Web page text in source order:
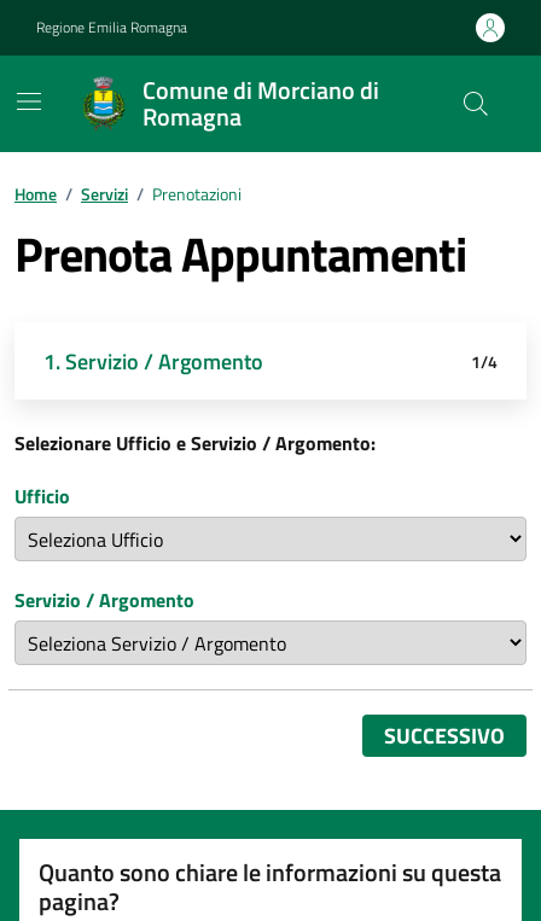
Regione Emilia Romagna
Comune di Morciano di
Romagna
Contenuti in evidenza
Home / Servizi / Prenotazioni
Prenota Appuntamenti
1. Servizio / Argomento
2. Orario
3. Dettagli
4. Fatto 1/4
Selezionare Ufficio e Servizio / Argomento:
Ufficio
Servizio / Argomento
SUCCESSIVO
Quanto sono chiare le informazioni su questa
pagina?